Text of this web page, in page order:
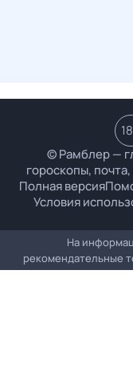
© Рамблер —
гороскопы,
Полная версия
Условия
18
На
рекомендательные